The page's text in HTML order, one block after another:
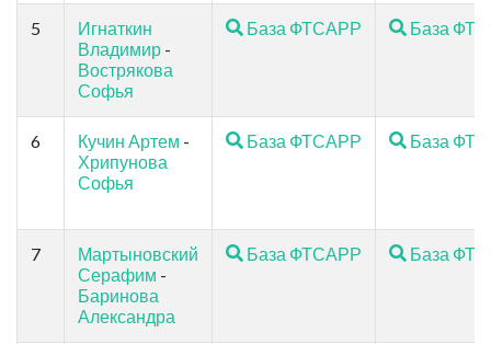
5
Игнаткин
Владимир -
Вострякова
Софья
База ФТСАРР База
6 Кучин Артем -
Хрипунова
Софья
База ФТСАРР База
7
Мартыновский
Серафим -
Баринова
Александра
База ФТСАРР База